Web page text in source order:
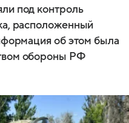
под контроль
расположенный
об этом была
обороны РФ